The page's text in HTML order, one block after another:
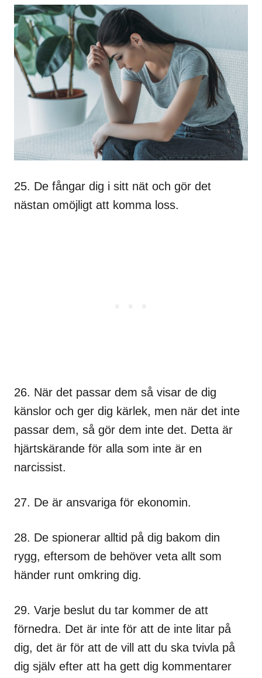
25. De fångar dig i sitt nät och gör det
nästan omöjligt att komma loss.
26. När det passar dem så visar de dig
känslor och ger dig kärlek, men när det inte
passar dem, så gör dem inte det. Detta är
hjärtskärande för alla som inte är en
narcissist.
27. De är ansvariga för ekonomin.
28. De spionerar alltid på dig bakom din
rygg, eftersom de behöver veta allt som
händer runt omkring dig.
29. Varje beslut du tar kommer de att
förnedra. Det är inte för att de inte litar på
dig, det är för att de vill att du ska tvivla på
dig själv efter att ha gett dig kommentarer